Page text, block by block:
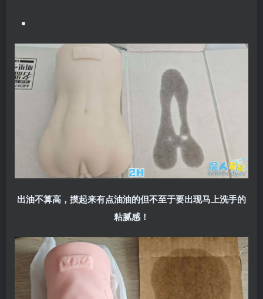
出油不算高，摸起来有点油油的但不至于要出现马上洗手的
粘腻感！